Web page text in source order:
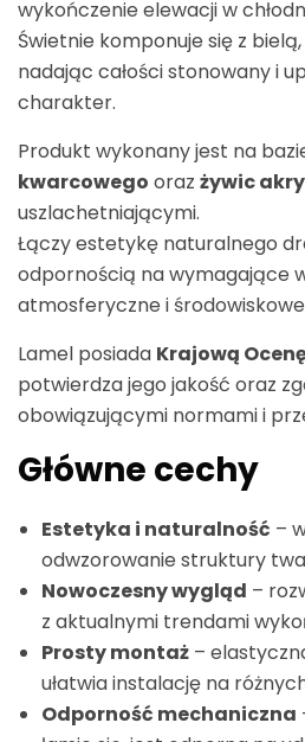
wykończenie elewacji w
Świetnie komponuje się z
nadając całości stonowany i
charakter.
Produkt wykonany jest na
kwarcowego oraz żywic
uszlachetniającymi.
Łączy estetykę naturalnego
odpornością na wymagające
atmosferyczne i
Lamel posiada Krajową
potwierdza jego jakość oraz
obowiązującymi normami i
Główne cechy
Estetyka i naturalność –
odwzorowanie struktury
Nowoczesny wygląd –
z aktualnymi trendami
Prosty montaż –
ułatwia instalację na
Odporność mechaniczna